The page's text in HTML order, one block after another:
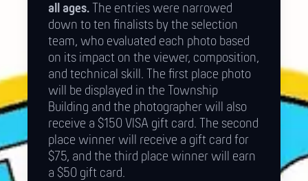
all ages.
The entries were narrowed
down to ten finalists by the selection
team, who evaluated each photo based
on its impact on the viewer, composition,
and technical skill. The first place photo
will be displayed in the Township
Building and the photographer will also
receive a $150 VISA gift card. The second
place winner will receive a gift card for
$75, and the third place winner will earn
a $50 gift card.